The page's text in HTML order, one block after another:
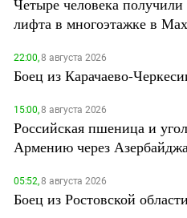
Четыре человека
лифта в многоэтажке в
22:00,8 августа 2026
Боец из Карачаево-
15:00,8 августа 2026
Российская пшеница и
Армению через
05:52,8 августа 2026
Боец из Ростовской